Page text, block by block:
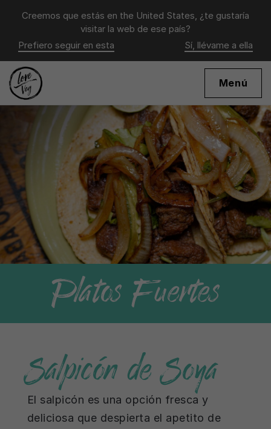
Creemos que estás en the United States, ¿te gustaría
visitar la web de ese país?
Prefiero seguir en esta
Sí, llévame a ella
Menú
Platos Fuertes
Salpicón de Soya
El salpicón es una opción fresca y
deliciosa que despierta el apetito de